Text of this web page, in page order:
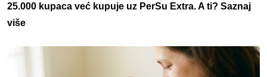
25.000 kupaca već kupuje uz PerSu Extra. A ti? Saznaj
više